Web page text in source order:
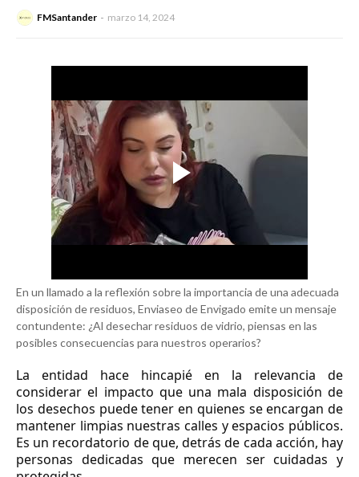
FMSantander marzo 14, 2024
En un llamado a la reflexión sobre la importancia de una adecuada
disposición de residuos, Enviaseo de Envigado emite un mensaje
contundente: ¿Al desechar residuos de vidrio, piensas en las
posibles consecuencias para nuestros operarios?
La entidad hace hincapié en la relevancia de
considerar el impacto que una mala disposición de
los desechos puede tener en quienes se encargan de
mantener limpias nuestras calles y espacios públicos.
Es un recordatorio de que, detrás de cada acción, hay
personas dedicadas que merecen ser cuidadas y